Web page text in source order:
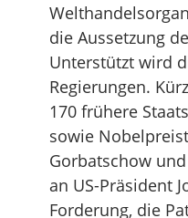
die Aussetzung
Unterstützt wird
Regierungen.
170 frühere
sowie
Gorbatschow
an US-Präsident
Forderung, die